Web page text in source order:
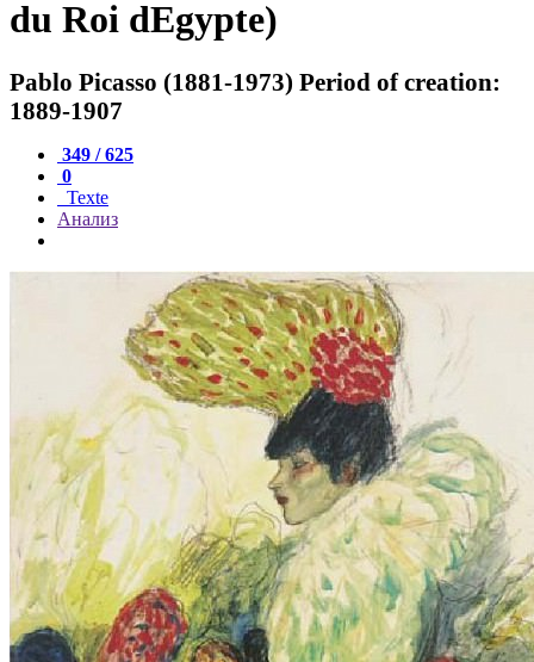
du Roi dEgypte)
Pablo Picasso (1881-1973) Period of creation:
1889-1907
349 / 625
0
Texte
Анализ